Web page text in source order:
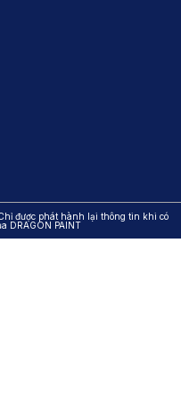
được phát hành lại thông tin khi có
DRAGON PAINT